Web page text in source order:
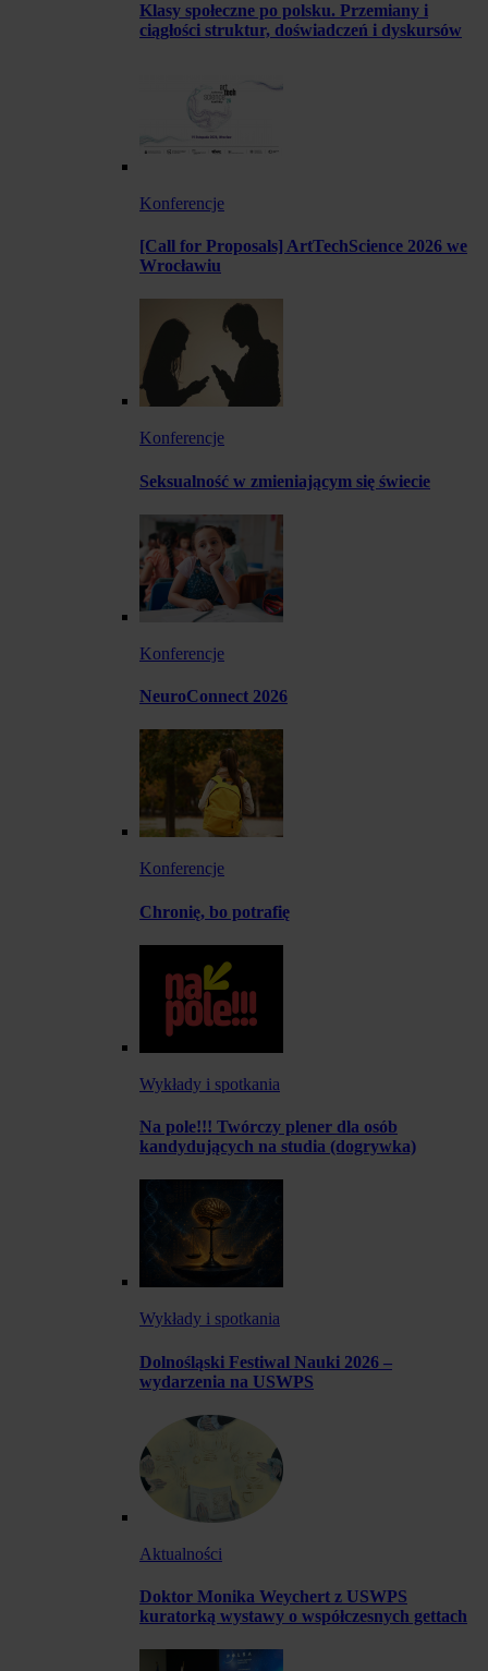
Klasy społeczne po polsku. Przemiany i
ciągłości struktur, doświadczeń i dyskursów
Konferencje
[Call for Proposals] ArtTechScience 2026 we
Wrocławiu
Konferencje
Seksualność w zmieniającym się świecie
Konferencje
NeuroConnect 2026
Konferencje
Chronię, bo potrafię
Wykłady i spotkania
Na pole!!! Twórczy plener dla osób
kandydujących na studia (dogrywka)
Wykłady i spotkania
Dolnośląski Festiwal Nauki 2026 –
wydarzenia na USWPS
Aktualności
Doktor Monika Weychert z USWPS
kuratorką wystawy o współczesnych gettach